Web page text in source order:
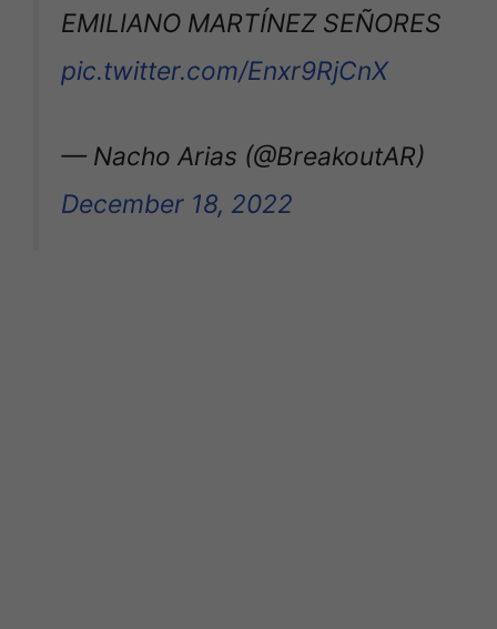
EMILIANO MARTÍNEZ SEÑORES
pic.twitter.com/Enxr9RjCnX
— Nacho Arias (@BreakoutAR)
December 18, 2022